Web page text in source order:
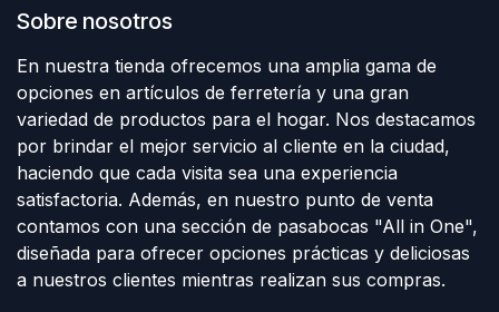
Sobre nosotros
En nuestra tienda ofrecemos una amplia gama de
opciones en artículos de ferretería y una gran
variedad de productos para el hogar. Nos destacamos
por brindar el mejor servicio al cliente en la ciudad,
haciendo que cada visita sea una experiencia
satisfactoria. Además, en nuestro punto de venta
contamos con una sección de pasabocas "All in One",
diseñada para ofrecer opciones prácticas y deliciosas
a nuestros clientes mientras realizan sus compras.